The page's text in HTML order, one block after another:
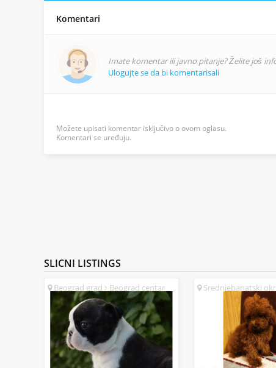
Komentari
Imate komentar ili javno pitanje? Želite još
Ulogujte se da bi komentarisali
Možete upisati komentar isključivo o ovom oglasu.
Komentari se uređuju.
SLICNI LISTINGS
Beograd grad Beograd centar
(SR)
Srednjebanatski
Zrenjanin (SR)